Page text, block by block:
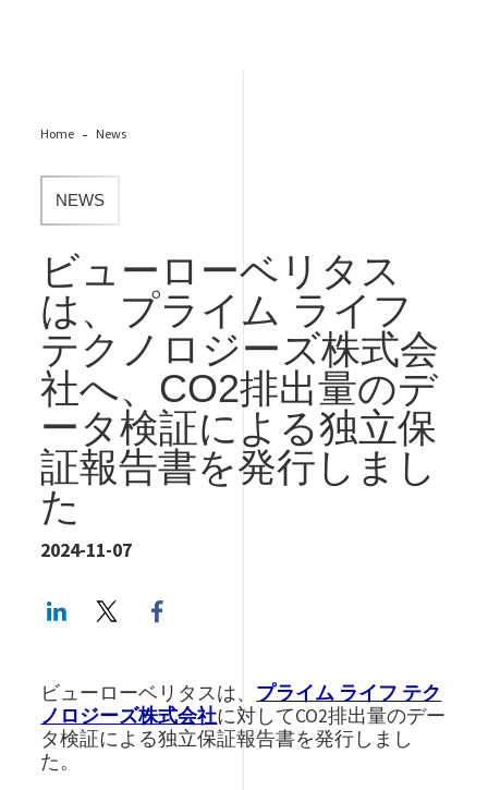
Home News
NEWS
ビューローベリタス
は、プライム ライフ
テクノロジーズ株式会
社へ、CO2排出量のデ
ータ検証による独立保
証報告書を発行しまし
た
2024-11-07
LinkedInTwitter
ビューローベリタスは、 プライム ライフ テク
ノロジーズ株式会社に対してCO2排出量のデー
タ検証による独立保証報告書を発行しまし
た。